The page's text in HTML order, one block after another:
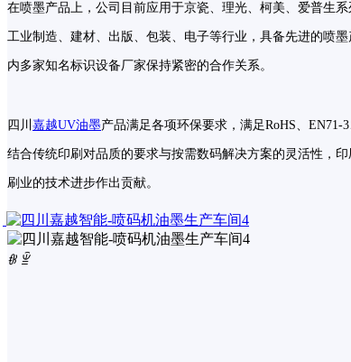
客户案例
新闻中心
在喷墨产品上，公司目前应用于京瓷、理光、柯美、爱普生
工业制造、建材、出版、包装、电子等行业，具备先进的喷
内多家知名标识设备厂家保持紧密的合作关系。
四川 嘉越UV油墨产品满足各项环保要求，满足RoHS、EN71-
结合传统印刷对品质的要求与按需数码解决方案的灵活性，
刷业的技术进步作出贡献。
ꁆ ꁇ